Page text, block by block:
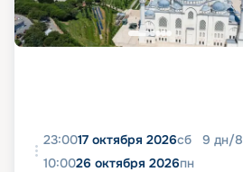
23:0017 октября 2026сб 9 дн/8
10:0026 октября 2026пн